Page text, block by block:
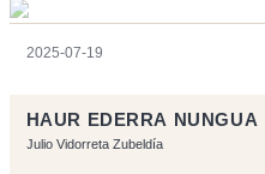
2025-07-19
HAUR EDERRA NUNGUA
Julio Vidorreta Zubeldía